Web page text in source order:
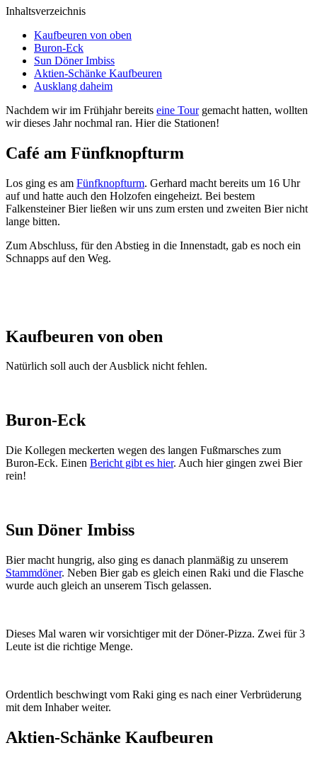
Inhaltsverzeichnis
Kaufbeuren von oben
Buron-Eck
Sun Döner Imbiss
Aktien-Schänke Kaufbeuren
Ausklang daheim
Nachdem wir im Frühjahr bereits eine Tourgemacht hatten, wollten
wir dieses Jahr nochmal ran. Hier die Stationen!
Café am Fünfknopfturm
Los ging es am Fünfknopfturm. Gerhard macht bereits um 16 Uhr
auf und hatte auch den Holzofen eingeheizt. Bei bestem
Falkensteiner Bier ließen wir uns zum ersten und zweiten Bier nicht
lange bitten.
Zum Abschluss, für den Abstieg in die Innenstadt, gab es noch ein
Schnapps auf den Weg.
Kaufbeuren von oben
Natürlich soll auch der Ausblick nicht fehlen.
Buron-Eck
Die Kollegen meckerten wegen des langen Fußmarsches zum
Buron-Eck. Einen Bericht gibt es hier. Auch hier gingen zwei Bier
rein!
Sun Döner Imbiss
Bier macht hungrig, also ging es danach planmäßig zu unserem
Stammdöner. Neben Bier gab es gleich einen Raki und die Flasche
wurde auch gleich an unserem Tisch gelassen.
Dieses Mal waren wir vorsichtiger mit der Döner-Pizza. Zwei für 3
Leute ist die richtige Menge.
Ordentlich beschwingt vom Raki ging es nach einer Verbrüderung
mit dem Inhaber weiter.
Aktien-Schänke Kaufbeuren